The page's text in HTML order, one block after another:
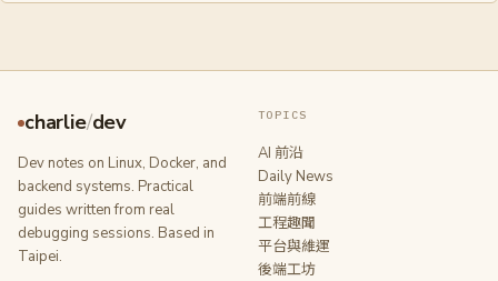
charlie/dev
Dev notes on Linux, Docker, and
backend systems. Practical
guides written from real
debugging sessions. Based in
Taipei.
TOPICS
AI 前沿
Daily News
前端前線
工程趣聞
平台與維運
後端工坊